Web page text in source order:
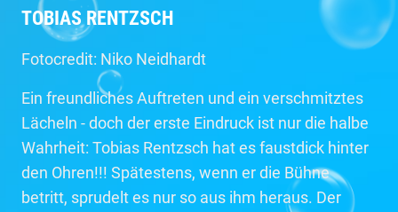
TOBIAS RENTZSCH
Fotocredit: Niko Neidhardt
Ein freundliches Auftreten und ein verschmitztes
Lächeln - doch der erste Eindruck ist nur die halbe
Wahrheit: Tobias Rentzsch hat es faustdick hinter
den Ohren!!! Spätestens, wenn er die Bühne
betritt, sprudelt es nur so aus ihm heraus. Der